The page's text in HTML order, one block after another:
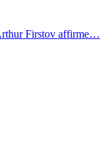
Firstov affirme…